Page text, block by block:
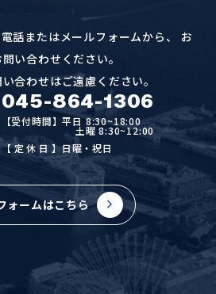
話またはメールフォームから、
お
い合わせください。
合わせはご遠慮ください。
045-864-1306
【受付時間】平日 8:30~18:00
土曜 8:30~12:00
【定休日】日曜・祝日
ォームはこちら